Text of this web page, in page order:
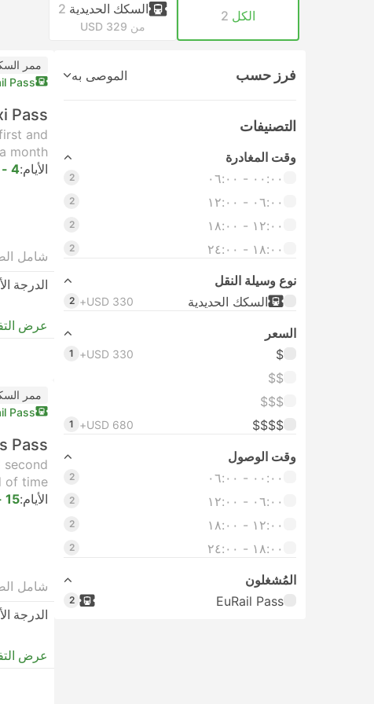
الكل 2 السكك الحديدية 2
من USD 329
فرز حسب الموصى به
التصنيفات
وقت المغادرة
٠٠:٠٠ ‏- ٠٦:٠٠
2
٠٦:٠٠ ‏- ١٢:٠٠ 2
١٢:٠٠ ‏- ١٨:٠٠ 2
١٨:٠٠ ‏-‏ ٢٤:٠٠ 2
نوع وسيلة النقل
السكك الحديدية
USD 330+
2
السعر
$
USD 330+
1
$$
$$$
$$$$
USD 680+
1
وقت الوصول
٠٠:٠٠ ‏- ٠٦:٠٠
2
٠٦:٠٠ ‏- ١٢:٠٠ 2
١٢:٠٠ ‏- ١٨:٠٠ 2
١٨:٠٠ ‏-‏ ٢٤:٠٠ 2
المُشغلون
EuRail Pass
2
ممر
Pass
Pass
and
month.
الأيام:4 - 5 - 7 - 10 - 15
شامل
الدرجة
عرض
ممر
Pass
Pass
second
of time.
الأيام:15 - 22 - 30 - 60 - 90
شامل
الدرجة
عرض